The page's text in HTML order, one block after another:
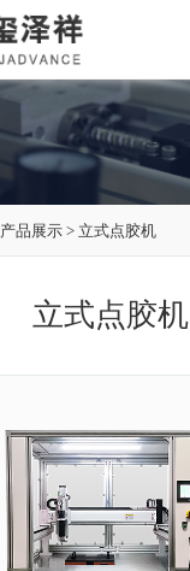
产品展示 > 立式点胶机
立式点胶机